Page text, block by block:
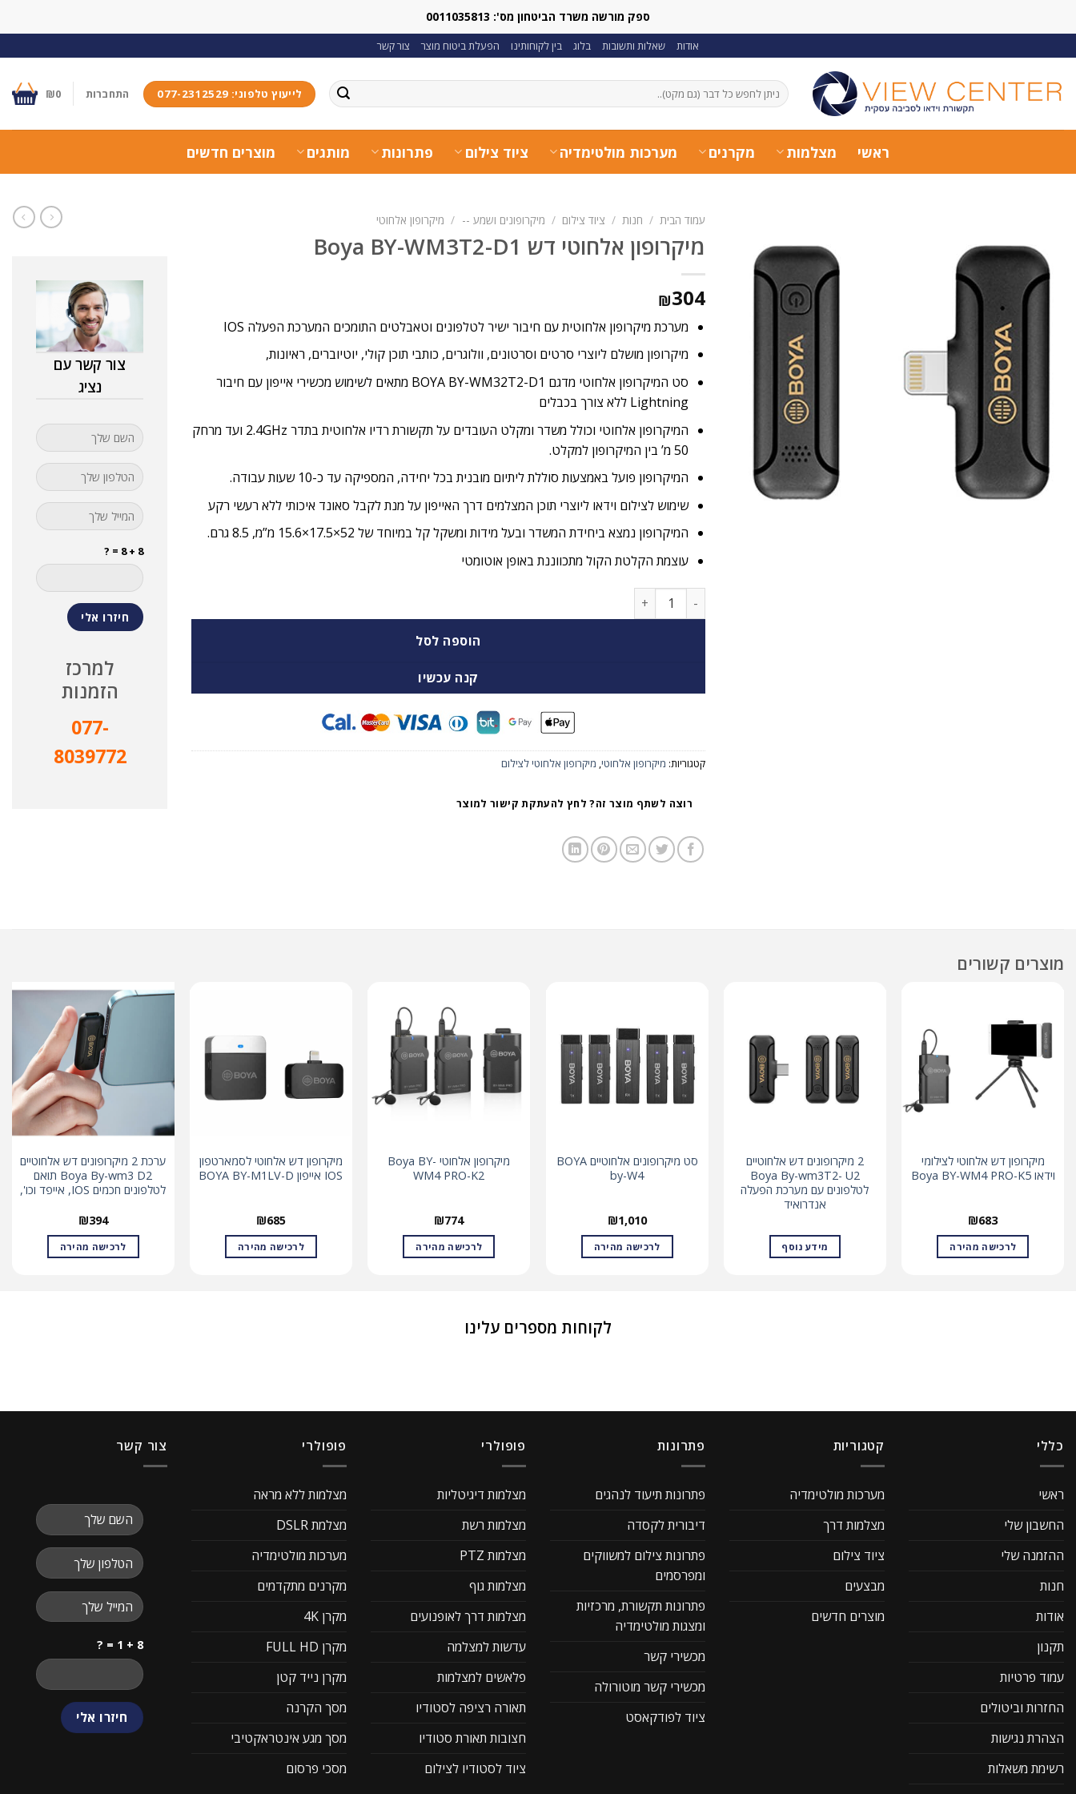
ספק מורשה משרד הביטחון מס': 0011035813
אודות שאלות ותשובות בלוג בין לקוחותינו הפעלת ביטוח מוצר צור קשר
חיפוש
עבור:
לייעוץ טלפוני: 077-2312529 התחברות ₪0
ראשי מצלמות מקרנים מערכות מולטימדיה ציוד צילום פתרונות מותגים מוצרים חדשים
עמוד הבית / חנות / ציוד צילום / מיקרופונים ושמע -- / מיקרופון אלחוטי
מיקרופון אלחוטי דש Boya BY-WM3T2-D1
₪304
מערכת מיקרופון אלחוטית עם חיבור ישיר לטלפונים וטאבלטים התומכים המערכת הפעלה IOS
מיקרופון מושלם ליוצרי סרטים וסרטונים, וולוגרים, כותבי תוכן קולי, יוטיוברים, ראיונות,
סט המיקרופון אלחוטי מדגם BOYA BY-WM32T2-D1 מתאים לשימוש מכשירי אייפון עם חיבור
Lightning ללא צורך בכבלים
המיקרופון אלחוטי וכולל משדר ומקלט העובדים על תקשורת רדיו אלחוטית בתדר 2.4GHz ועד מרחק
50 מ’ בין המיקרופון למקלט.
המיקרופון פועל באמצעות סוללת ליתיום מובנית בכל יחידה, המספיקה עד כ-10 שעות עבודה.
שימוש לצילום וידאו ליוצרי תוכן המצלמים דרך האייפון על מנת לקבל סאונד איכותי ללא רעשי רקע
המיקרופון נמצא ביחידת המשדר ובעל מידות ומשקל קל במיוחד של 52×17.5×15.6 מ”מ, 8.5 גרם.
עוצמת הקלטת הקול מתכווננת באופן אוטומטי
כמות של מיקרופון אלחוטי דש Boya BY-WM3T2-D1
הוספה לסל
קנה עכשיו
קטגוריות: מיקרופון אלחוטי, מיקרופון אלחוטי לצילום
רוצה לשתף מוצר זה? לחץ להעתקת קישור למוצר
צור קשר עם
נציג
8 + 8 = ?
למרכז
הזמנות
077-
8039772
מוצרים קשורים
מיקרופון דש אלחוטי לצילומי
וידאו Boya BY-WM4 PRO-K5
₪683
לרכישה מהירה
2 מיקרופונים דש אלחוטיים
Boya By-wm3T2- U2
לטלפונים עם מערכת הפעלה
אנדרואיד
מידע נוסף
סט מיקרופונים אלחוטיים BOYA
by-W4
₪1,010
לרכישה מהירה
מיקרופון אלחוטי Boya BY-
WM4 PRO-K2
₪774
לרכישה מהירה
מיקרופון דש אלחוטי לסמארטפון
IOS אייפון BOYA BY-M1LV-D
₪685
לרכישה מהירה
ערכת 2 מיקרופונים דש אלחוטיים
Boya By-wm3 D2 תואם
לטלפונים חכמים IOS, אייפד וכו',
₪394
לרכישה מהירה
לקוחות מספרים עלינו
כללי
ראשי
החשבון שלי
ההזמנה שלי
חנות
אודות
תקנון
עמוד פרטיות
החזרות וביטולים
הצהרת נגישות
רשימת משאלות
קטגוריות
מערכות מולטימדיה
מצלמות דרך
ציוד צילום
מבצעים
מוצרים חדשים
פתרונות
פתרונות תיעוד לנהגים
דיבורית לקסדה
פתרונות צילום למשווקים
ומפרסמים
פתרונות תקשורת, מרכזיות
ומצגות מולטימדיה
מכשירי קשר
מכשירי קשר מוטורולה
ציוד לפודקאסט
פופולרי
מצלמות דיגיטליות
מצלמות רשת
מצלמות PTZ
מצלמות גוף
מצלמות דרך לאופנועים
עדשות למצלמה
פלאשים למצלמות
תאורה רציפה לסטודיו
חצובות תאורת סטודיו
ציוד לסטודיו לצילום
פופולרי
מצלמות ללא מראה
מצלמת DSLR
מערכות מולטימדיה
מקרנים מתקדמים
מקרן 4K
מקרן FULL HD
מקרן נייד קטן
מסך הקרנה
מסך מגע אינטראקטיבי
מסכי פרסום
צור קשר
8 + 1 = ?